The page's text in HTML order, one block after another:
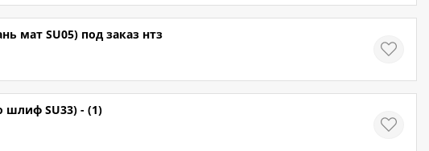
мат SU05) под заказ нтз
шлиф SU33) - (1)